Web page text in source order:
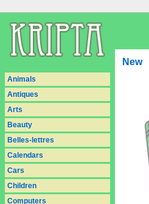
New
Animals
Antiques
Arts
Beauty
Belles-lettres
Calendars
Cars
Children
Computers